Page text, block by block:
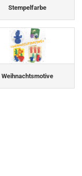
Stempelfarbe
Weihnachtsmotive